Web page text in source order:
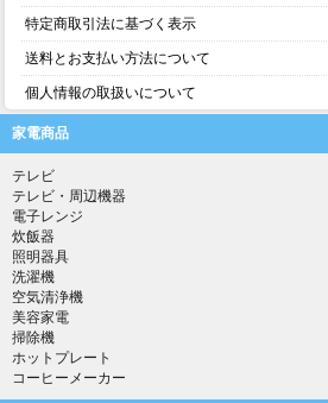
特定商取引法に基づく表示
送料とお支払い方法について
個人情報の取扱いについて
家電商品
テレビ
テレビ・周辺機器
電子レンジ
炊飯器
照明器具
洗濯機
空気清浄機
美容家電
掃除機
ホットプレート
コーヒーメーカー